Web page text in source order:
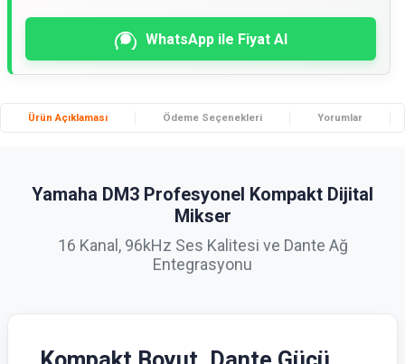
WhatsApp ile Fiyat Al
Ürün Açıklaması Ödeme Seçenekleri Yorumlar
Yamaha DM3 Profesyonel Kompakt Dijital
Mikser
16 Kanal, 96kHz Ses Kalitesi ve Dante Ağ
Entegrasyonu